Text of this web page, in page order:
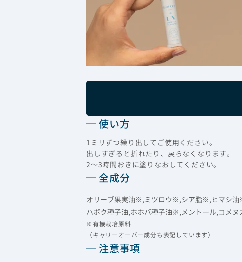
使い方
1ミリずつ繰り出してご使用ください。
出しすぎると折れたり、戻らなくなります。
2～3時間おきに塗りなおしてください。
全成分
オリーブ果実油※,ミツロウ※,シア脂※,ヒマシ油
ハボク種子油,ホホバ種子油※,メントール,コメ
※有機栽培原料
（キャリーオーバー成分も表記しています）
注意事項